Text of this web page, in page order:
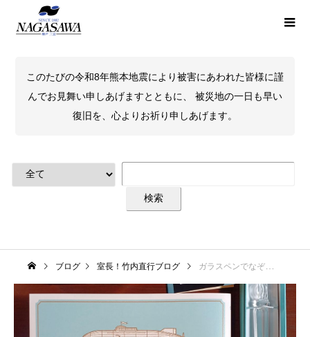
このたびの令和8年熊本地震により被害にあわれた皆様に謹
んでお見舞い申しあげますとともに、 被災地の一日も早い
復旧を、心よりお祈り申しあげます。
ブログ 室長！竹内直行ブログ ガラスペンでなぞる飛行船ホテル